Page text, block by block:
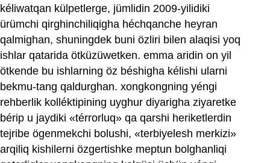
kéliwatqan külpetlerge, jümlidin 2009-yilidiki
ürümchi qirghinchiliqigha héchqanche heyran
qalmighan, shuningdek buni özliri bilen alaqisi yoq
ishlar qatarida ötküzüwetken. emma aridin on yil
ötkende bu ishlarning öz béshigha kélishi ularni
bekmu-tang qaldurghan. xongkongning yéngi
rehberlik kolléktipining uyghur diyarigha ziyaretke
bérip u jaydiki «térrorluq» qa qarshi heriketlerdin
tejribe ögenmekchi bolushi, «terbiyelesh merkizi»
arqiliq kishilerni özgertishke meptun bolghanliqi